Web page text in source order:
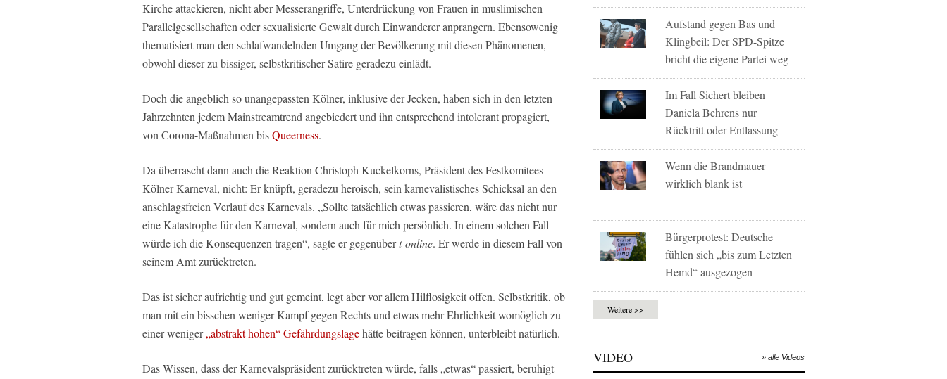
Kirche attackieren, nicht aber Messerangriffe, Unterdrückung von Frauen in muslimischen
Parallelgesellschaften oder sexualisierte Gewalt durch Einwanderer anprangern. Ebensowenig
thematisiert man den schlafwandelnden Umgang der Bevölkerung mit diesen Phänomenen,
obwohl dieser zu bissiger, selbstkritischer Satire geradezu einlädt.
Doch die angeblich so unangepassten Kölner, inklusive der Jecken, haben sich in den letzten
Jahrzehnten jedem Mainstreamtrend angebiedert und ihn entsprechend intolerant propagiert,
von Corona-Maßnahmen bisQueerness.
Da überrascht dann auch die Reaktion Christoph Kuckelkorns, Präsident des Festkomitees
Kölner Karneval, nicht: Er knüpft, geradezu heroisch, sein karnevalistisches Schicksal an den
anschlagsfreien Verlauf des Karnevals. „Sollte tatsächlich etwas passieren, wäre das nicht nur
eine Katastrophe für den Karneval, sondern auch für mich persönlich. In einem solchen Fall
würde ich die Konsequenzen tragen“, sagte er gegenübert-online. Er werde in diesem Fall von
seinem Amt zurücktreten.
Das ist sicher aufrichtig und gut gemeint, legt aber vor allem Hilflosigkeit offen. Selbstkritik, ob
man mit ein bisschen weniger Kampf gegen Rechts und etwas mehr Ehrlichkeit womöglich zu
einer weniger„abstrakt hohen“ Gefährdungslagehätte beitragen können, unterbleibt natürlich.
Das Wissen, dass der Karnevalspräsident zurücktreten würde, falls „etwas“ passiert, beruhigt
Aufstand gegen Bas und
Klingbeil: Der SPD-Spitze
bricht die eigene Partei weg
Im Fall Sichert bleiben
Daniela Behrens nur
Rücktritt oder Entlassung
Wenn die Brandmauer
wirklich blank ist
Bürgerprotest: Deutsche
fühlen sich „bis zum Letzten
Hemd“ ausgezogen
Weitere >>
VIDEO » alle Videos